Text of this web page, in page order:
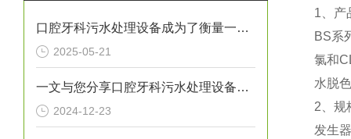
口腔牙科污水处理设备成为了衡量一家诊所是否负责任的重要标准
2025-05-21
一文与您分享口腔牙科污水处理设备的常见问题相应解决方法
2024-12-23
1、产
BS系
氯和
水脱
2、规
发生